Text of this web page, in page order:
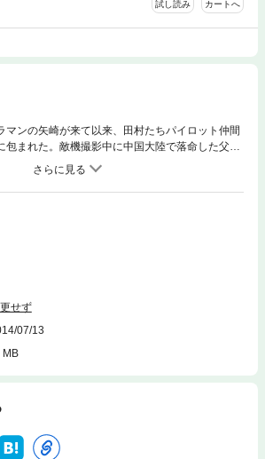
試し読み カートへ
マンの矢崎が来て以来、田村たちパイロット仲間
まれた。敵機撮影中に中国大陸で落命した父を
チャンスのためならパイロットを危険な飛行へと
、岩手県の海岸でアメリカ籍の貨物船が座礁し
矢崎を乗せた田村のパイパー機は目標へ向かった
男たちの人間像を、圧倒的な飛行シーンの中に
。
せず
07/13
MB